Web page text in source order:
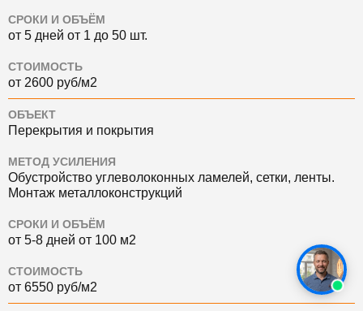
СРОКИ И ОБЪЁМ
от 5 дней от 1 до 50 шт.
СТОИМОСТЬ
от 2600 руб/м2
ОБЪЕКТ
Перекрытия и покрытия
МЕТОД УСИЛЕНИЯ
Обустройство углеволоконных ламелей, сетки, ленты.
Монтаж металлоконструкций
СРОКИ И ОБЪЁМ
от 5-8 дней от 100 м2
СТОИМОСТЬ
от 6550 руб/м2